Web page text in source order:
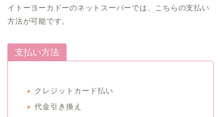
イトーヨーカドーのネットスーパーでは、こちらの支払い
方法が可能です。
支払い方法
クレジットカード払い
代金引き換え